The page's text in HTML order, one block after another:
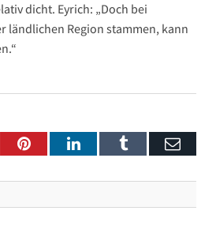
dicht. Eyrich: „Doch bei
ländlichen Region stammen, kann
PinterestLinkedInTumblr